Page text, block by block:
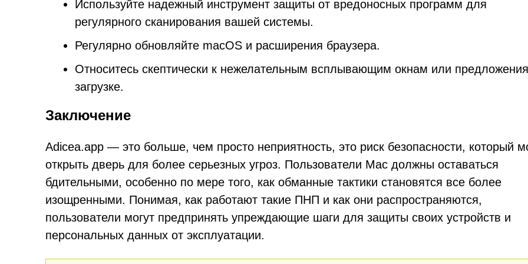
Используйте надежный инструмент защиты от вредоносных программ для
регулярного сканирования вашей системы.
Регулярно обновляйте macOS и расширения браузера.
Относитесь скептически к нежелательным всплывающим окнам или
загрузке.
Заключение
Adicea.app — это больше, чем просто неприятность, это риск безопасности, который
открыть дверь для более серьезных угроз. Пользователи Mac должны оставаться
бдительными, особенно по мере того, как обманные тактики становятся все более
изощренными. Понимая, как работают такие ПНП и как они распространяются,
пользователи могут предпринять упреждающие шаги для защиты своих устройств и
персональных данных от эксплуатации.